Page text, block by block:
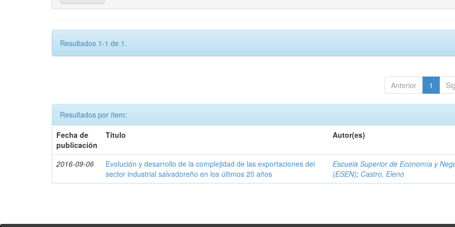
Resultados 1-1 de 1.
Anterior 1
Resultados por ítem:
Fecha de
publicación
Título Autor(es)
2016-09-06
Evolución y desarrollo de la complejidad de las exportaciones del
sector industrial salvadoreño en los últimos 20 años
Escuela Superior de Economía y
(ESEN); Castro, Eleno